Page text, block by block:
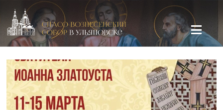
Спасо-Вознесенский кафедральный собор в Ульяновске